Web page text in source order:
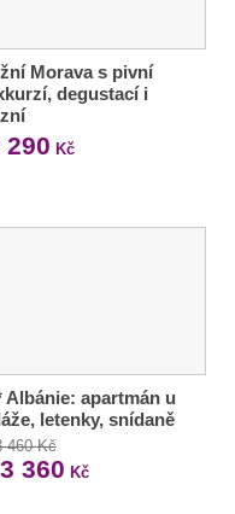
Morava s pivní
degustací i
290 Kč
Albánie: apartmán u
letenky, snídaně
460 Kč
360 Kč